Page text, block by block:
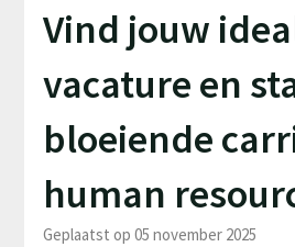
Vind jouw
vacature en
bloeiende
human
Geplaatst op 05 november 2025